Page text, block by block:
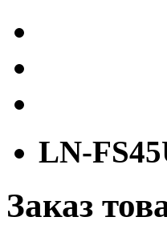
LN-
Заказ